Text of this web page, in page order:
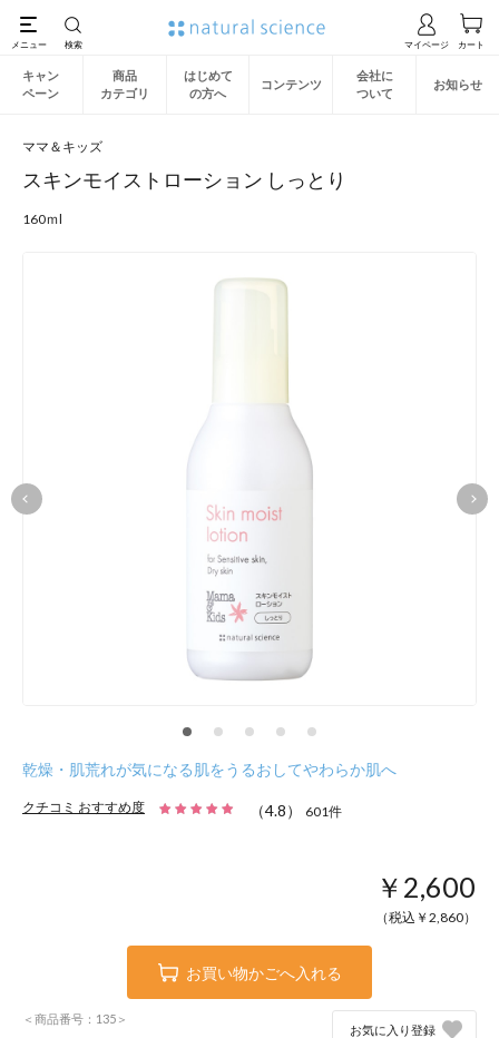
キャン
ペーン
商品
カテゴリ
はじめて
の方へ
コンテンツ
会社に
ついて
お知らせ
ママ＆キッズ
スキンモイストローション しっとり
160ｍl
乾燥・肌荒れが気になる肌をうるおしてやわらか肌へ
クチコミ おすすめ度 （4.8） 601件
￥2,600
（税込￥ 2,860）
お買い物かごへ入れる
＜商品番号：135＞
お気に入り登録